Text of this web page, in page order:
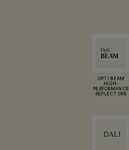
OPTI BEAM
HIGH-
PERFORMANCE
REFLECTORS